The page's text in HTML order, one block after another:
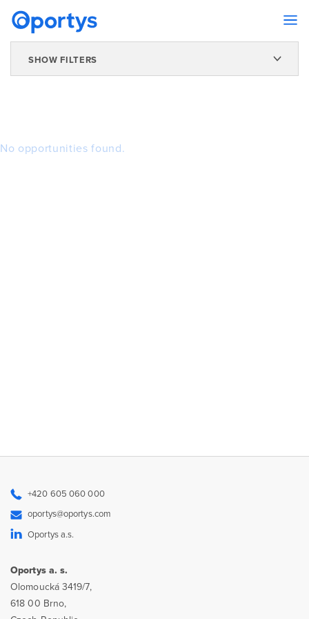
SHOW FILTERS
No opportunities found.
+420 605 060 000
oportys@oportys.com
Oportys a.s.
Oportys a. s.
Olomoucká 3419/7,
618 00 Brno,